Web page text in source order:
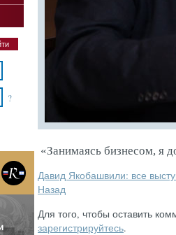
«Занимаясь бизнесом, я
Давид Якобашвили: все
Назад
Для того, чтобы оставить
зарегистрируйтесь.
?